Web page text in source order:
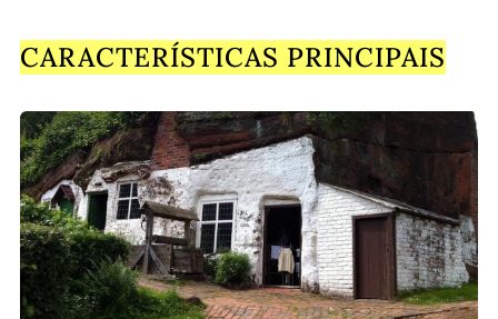
CARACTERÍSTICAS PRINCIPAIS